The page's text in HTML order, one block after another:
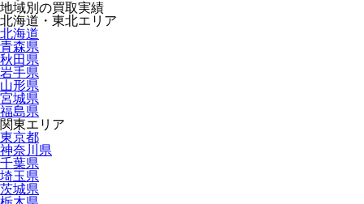
地域別の買取実績
北海道・東北エリア
北海道
青森県
秋田県
岩手県
山形県
宮城県
福島県
関東エリア
東京都
神奈川県
千葉県
埼玉県
茨城県